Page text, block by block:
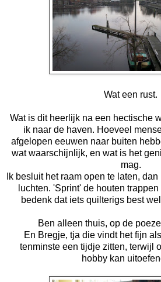
Wat een rust.
Wat is dit heerlijk na een hectische
ik naar de haven. Hoeveel
afgelopen eeuwen naar buiten
wat waarschijnlijk, en wat is het
mag.
Ik besluit het raam open te laten,
luchten. 'Sprint' de houten
bedenk dat iets quilterigs best
Ben alleen thuis, op de
En Bregje, tja die vindt het fijn
tenminste een tijdje zitten, terwijl
hobby kan